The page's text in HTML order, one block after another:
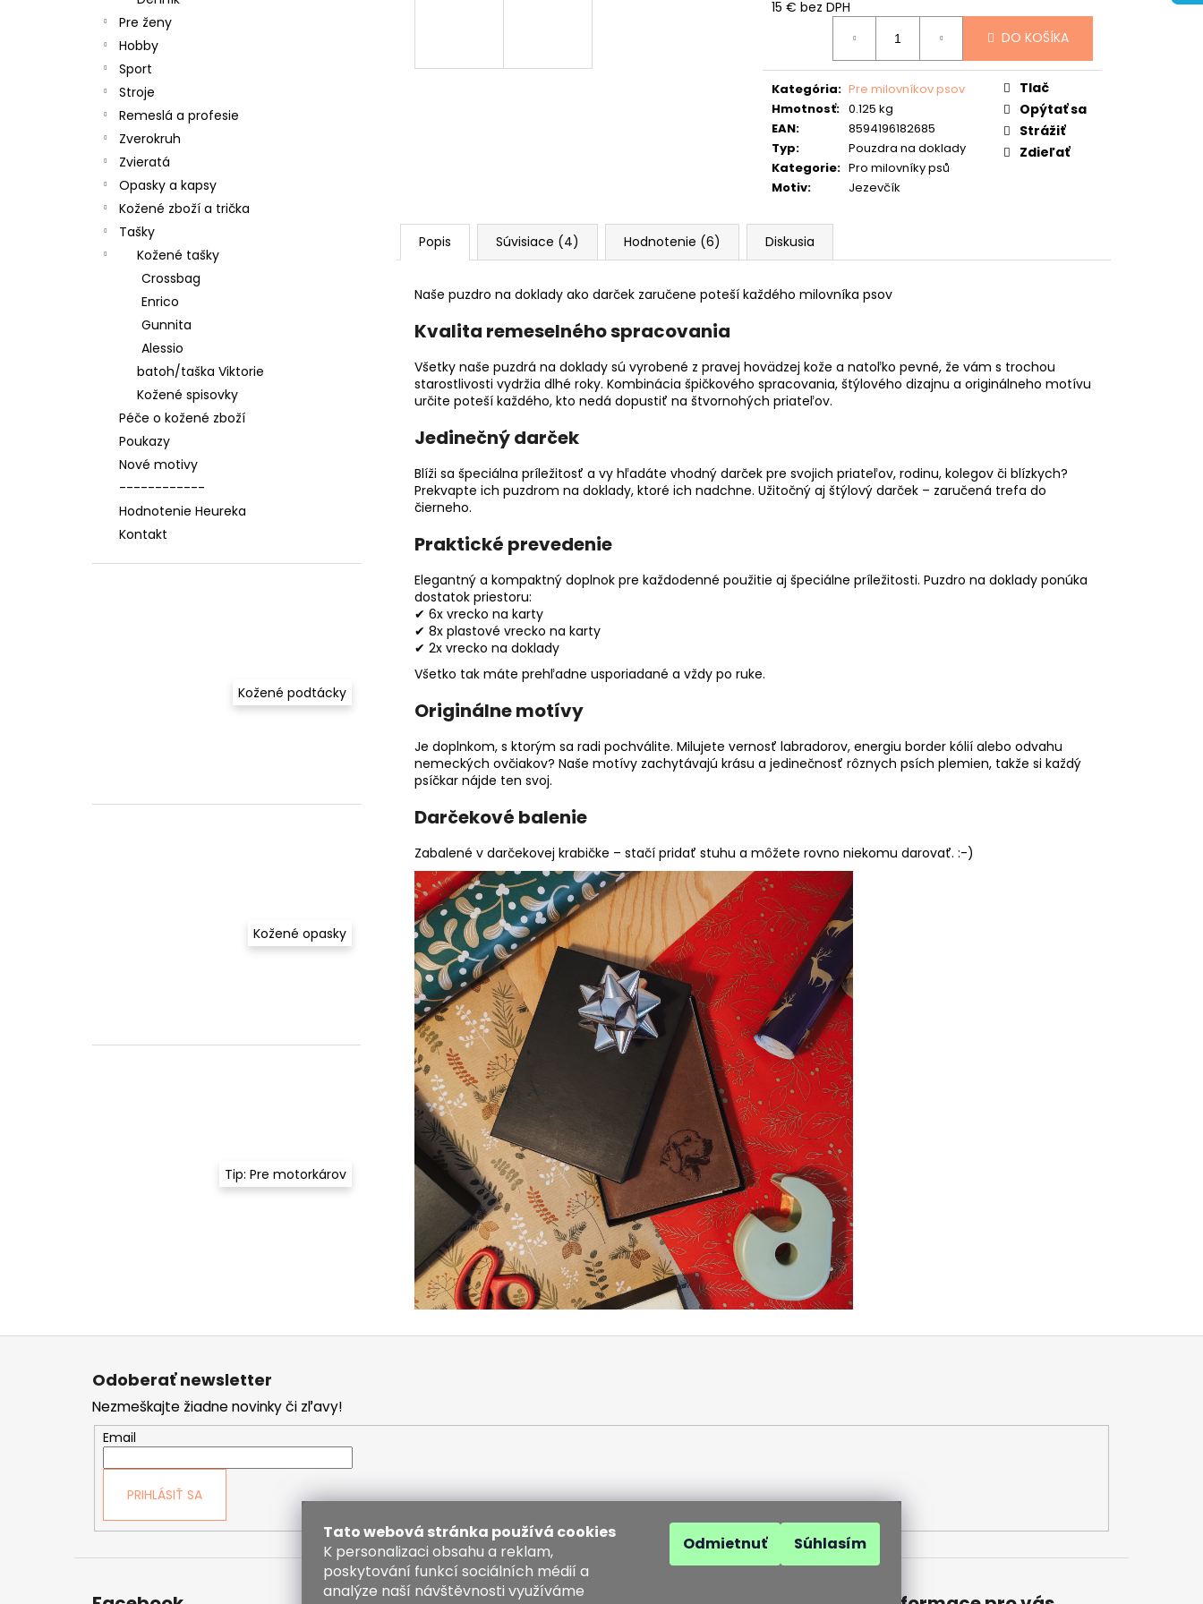
Tato webová stránka používá cookies
K personalizaci obsahu a reklam,
poskytování funkcí sociálních médií a
analýze naší návštěvnosti využíváme
Odmietnuť Súhlasím
Pre ženy
Hobby
Sport
Stroje
Remeslá a profesie
Zverokruh
Zvieratá
Opasky a kapsy
Kožené zboží a trička
Tašky
Kožené tašky
Crossbag
Enrico
Gunnita
Alessio
batoh/taška Viktorie
Kožené spisovky
Péče o kožené zboží
Poukazy
Nové motivy
------------
Hodnotenie Heureka
Kontakt
Kožené podtácky
Kožené opasky
Tip: Pre motorkárov
15 € bez DPH
Jednotková
DO KOŠÍKA
Kategória: Pre milovníkov psov
Hmotnosť: 0.125 kg
EAN:
8594196182685
Typ:
Pouzdra na doklady
Kategorie: Pro milovníky psů
Motiv: Jezevčík
Tlač
Opýtať sa
Strážiť
Zdieľať
Popis Súvisiace (4) Hodnotenie (6) Diskusia
Naše puzdro na doklady ako darček zaručene poteší každého milovníka psov
Kvalita remeselného spracovania
Všetky naše puzdrá na doklady sú vyrobené z pravej hovädzej kože a natoľko pevné, že vám s trochou
starostlivosti vydržia dlhé roky. Kombinácia špičkového spracovania, štýlového dizajnu a originálneho motívu
určite poteší každého, kto nedá dopustiť na štvornohých priateľov.
Jedinečný darček
Blíži sa špeciálna príležitosť a vy hľadáte vhodný darček pre svojich priateľov, rodinu, kolegov či blízkych?
Prekvapte ich puzdrom na doklady, ktoré ich nadchne. Užitočný aj štýlový darček – zaručená trefa do
čierneho.
Praktické prevedenie
Elegantný a kompaktný doplnok pre každodenné použitie aj špeciálne príležitosti. Puzdro na doklady ponúka
dostatok priestoru:
✔ 6x vrecko na karty
✔ 8x plastové vrecko na karty
✔ 2x vrecko na doklady
Všetko tak máte prehľadne usporiadané a vždy po ruke.
Originálne motívy
Je doplnkom, s ktorým sa radi pochválite. Milujete vernosť labradorov, energiu border kólií alebo odvahu
nemeckých ovčiakov? Naše motívy zachytávajú krásu a jedinečnosť rôznych psích plemien, takže si každý
psíčkar nájde ten svoj.
Darčekové balenie
Zabalené v darčekovej krabičke – stačí pridať stuhu a môžete rovno niekomu darovať. :-)
Z
Odoberať newsletter
Nezmeškajte žiadne novinky či zľavy!
Email
PRIHLÁSIŤ SA